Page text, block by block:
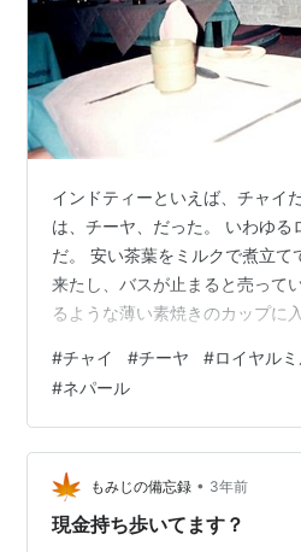
インドティーといえば、チャイ
は、チーヤ、だった。 いわゆる
だ。 安い茶葉をミルクで煮立て
来たし、バスが止まると売って
るような薄い素焼きのカップに
じように捨ててしまうから・・
く前はミルクティーは苦手だっ
いるとなじんでしまった。 濃く
で満足する。 香辛料の強い現地
る。 辛さがおさまるのだ。 日本
店では温かいチャイを選ぶ。 …
#チャイ #チーヤ #ロイヤル
#ネパール
もみじの備忘録 • 3年前
現金持ち歩いてます？